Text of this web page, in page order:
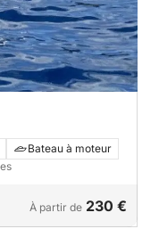
Bateau à moteur
À partir de 230 €